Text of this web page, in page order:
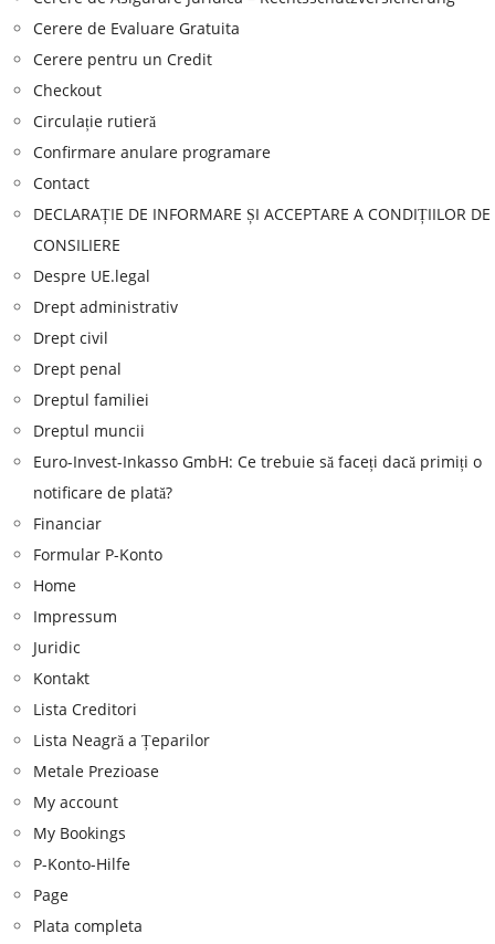
Cerere de Evaluare Gratuita
Cerere pentru un Credit
Checkout
Circulație rutieră
Confirmare anulare programare
Contact
DECLARAȚIE DE INFORMARE ȘI ACCEPTARE A CONDIȚIILOR DE
CONSILIERE
Despre UE.legal
Drept administrativ
Drept civil
Drept penal
Dreptul familiei
Dreptul muncii
Euro-Invest-Inkasso GmbH: Ce trebuie să faceți dacă primiți o
notificare de plată?
Financiar
Formular P-Konto
Home
Impressum
Juridic
Kontakt
Lista Creditori
Lista Neagră a Țeparilor
Metale Prezioase
My account
My Bookings
P-Konto-Hilfe
Page
Plata completa